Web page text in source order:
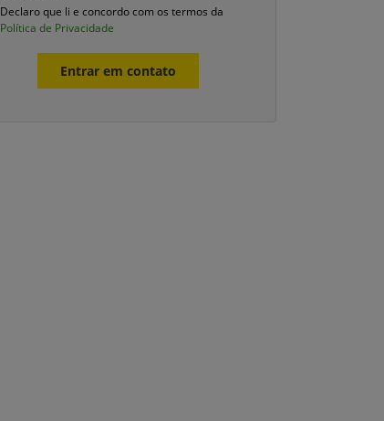
Declaro que li e concordo com os termos da
Política de Privacidade
Entrar em contato